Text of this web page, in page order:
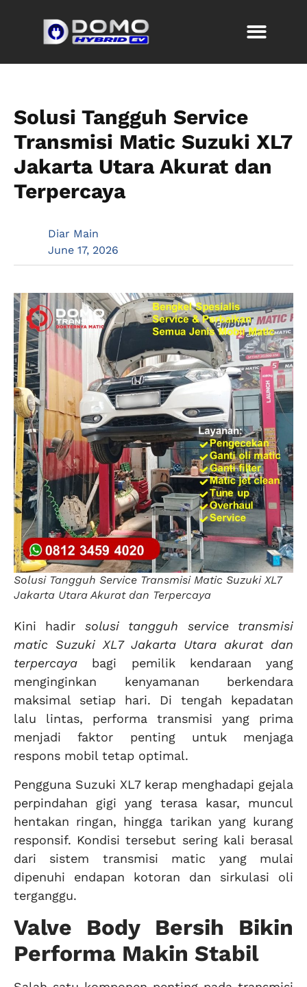
Solusi Tangguh Service
Transmisi Matic Suzuki XL7
Jakarta Utara Akurat dan
Terpercaya
Diar Main
June 17, 2026
Solusi Tangguh Service Transmisi Matic Suzuki XL7
Jakarta Utara Akurat dan Terpercaya
Kini hadir solusi tangguh service transmisi
matic Suzuki XL7 Jakarta Utara akurat dan
terpercaya bagi pemilik kendaraan yang
menginginkan kenyamanan berkendara
maksimal setiap hari. Di tengah kepadatan
lalu lintas, performa transmisi yang prima
menjadi faktor penting untuk menjaga
respons mobil tetap optimal.
Pengguna Suzuki XL7 kerap menghadapi gejala
perpindahan gigi yang terasa kasar, muncul
hentakan ringan, hingga tarikan yang kurang
responsif. Kondisi tersebut sering kali berasal
dari sistem transmisi matic yang mulai
dipenuhi endapan kotoran dan sirkulasi oli
terganggu.
Valve Body Bersih Bikin
Performa Makin Stabil